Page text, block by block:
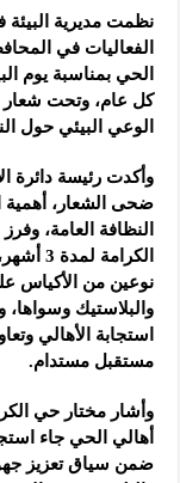
نظمت مديرية البيئة
الفعاليات في
كل عام، وتحت شعار
الوعي البيئي حول
وأكدت رئيسة دائرة
ضحى الشعار، أهمية
النظافة العامة،
نوعين من الأكياس
والبلاستيك
استجابة الأهالي
مستقبل مستدام.
وأشار مختار حي
أهالي الحي جاء
ضمن سياق تعزيز